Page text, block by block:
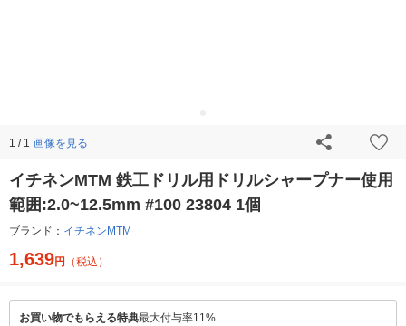
1 / 1 画像を見る
イチネンMTM 鉄工ドリル用ドリルシャープナー使用
範囲:2.0~12.5mm #100 23804 1個
ブランド： イチネンMTM
1,639円 （税込）
お買い物でもらえる特典最大付与率11%